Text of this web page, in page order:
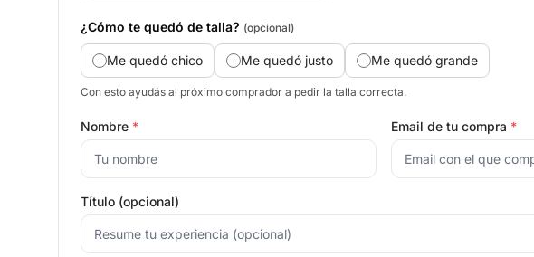
¿Cómo te quedó de talla? (opcional)
Me quedó chico Me quedó justo Me quedó grande
Con esto ayudás al próximo comprador a pedir la talla correcta.
Nombre * Email de tu compra *
Título (opcional)